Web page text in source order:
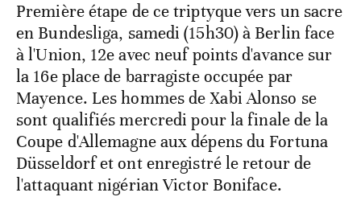
Première étape de ce triptyque vers un sacre
en Bundesliga, samedi (15h30) à Berlin face
à l'Union, 12e avec neuf points d'avance sur
la 16e place de barragiste occupée par
Mayence. Les hommes de Xabi Alonso se
sont qualifiés mercredi pour la finale de la
Coupe d'Allemagne aux dépens du Fortuna
Düsseldorf et ont enregistré le retour de
l'attaquant nigérian Victor Boniface.